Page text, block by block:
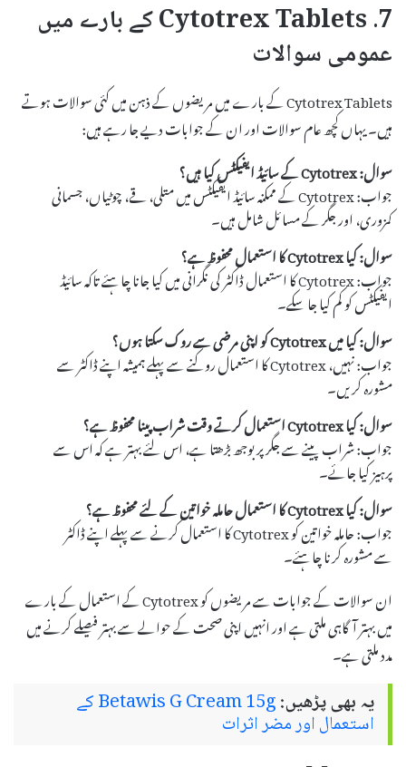
7. Cytotrex Tablets کے بارے میں
عمومی سوالات
Cytotrex Tablets کے بارے میں مریضوں کے ذہن میں کئی سوالات ہوتے
ہیں۔ یہاں کچھ عام سوالات اور ان کے جوابات دیے جا رہے ہیں:
سوال: Cytotrex کے سائیڈ ایفیکٹس کیا ہیں؟
جواب: Cytotrex کے ممکنہ سائیڈ ایفیکٹس میں متلی، قے، چوٹیاں، جسمانی
کمزوری، اور جگر کے مسائل شامل ہیں۔
سوال: کیا Cytotrex کا استعمال محفوظ ہے؟
جواب: Cytotrex کا استعمال ڈاکٹر کی نگرانی میں کیا جانا چاہئے تاکہ سائیڈ
ایفیکٹس کو کم کیا جا سکے۔
سوال: کیا میں Cytotrex کو اپنی مرضی سے روک سکتا ہوں؟
جواب: نہیں، Cytotrex کا استعمال روکنے سے پہلے ہمیشہ اپنے ڈاکٹر سے
مشورہ کریں۔
سوال: کیا Cytotrex استعمال کرتے وقت شراب پینا محفوظ ہے؟
جواب: شراب پینے سے جگر پر بوجھ بڑھتا ہے، اس لئے بہتر ہے کہ اس سے
پرہیز کیا جائے۔
سوال: کیا Cytotrex کا استعمال حاملہ خواتین کے لئے محفوظ ہے؟
جواب: حاملہ خواتین کو Cytotrex کا استعمال کرنے سے پہلے اپنے ڈاکٹر
سے مشورہ کرنا چاہئے۔
ان سوالات کے جوابات سے مریضوں کو Cytotrex کے استعمال کے بارے
میں بہتر آگاہی ملتی ہے اور انہیں اپنی صحت کے حوالے سے بہتر فیصلے کرنے میں
مدد ملتی ہے۔
یہ بھی پڑھیں: Betawis G Cream 15g کے
استعمال اور مضر اثرات